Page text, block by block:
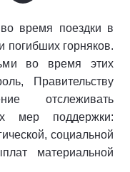
время поездки в
погибших горняков.
во время этих
Правительству
отслеживать
мер поддержки:
социальной
материальной